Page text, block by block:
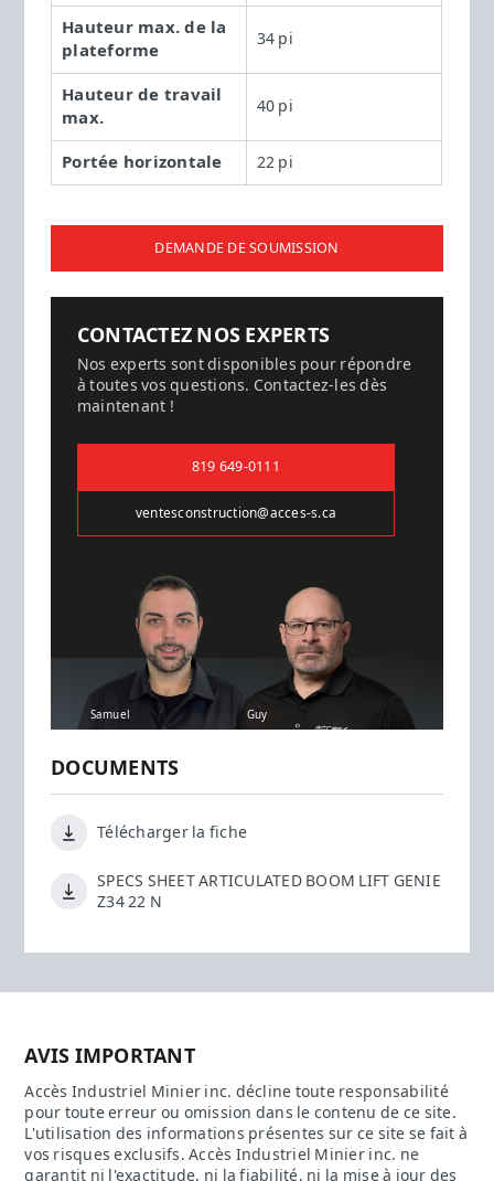
Hauteur max. de la
plateforme
34 pi
Hauteur de travail
max.
40 pi
Portée horizontale 22 pi
DEMANDE DE SOUMISSION
CONTACTEZ NOS EXPERTS
Nos experts sont disponibles pour répondre
à toutes vos questions. Contactez-les dès
maintenant !
819 649-0111
ventesconstruction@acces-s.ca
Samuel Guy
DOCUMENTS
Télécharger la fiche
SPECS SHEET ARTICULATED BOOM LIFT GENIE
Z34 22 N
AVIS IMPORTANT
Accès Industriel Minier inc. décline toute responsabilité
pour toute erreur ou omission dans le contenu de ce site.
L'utilisation des informations présentes sur ce site se fait à
vos risques exclusifs. Accès Industriel Minier inc. ne
garantit ni l'exactitude, ni la fiabilité, ni la mise à jour des